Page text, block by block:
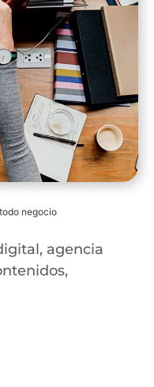
negocio
, agencia
,